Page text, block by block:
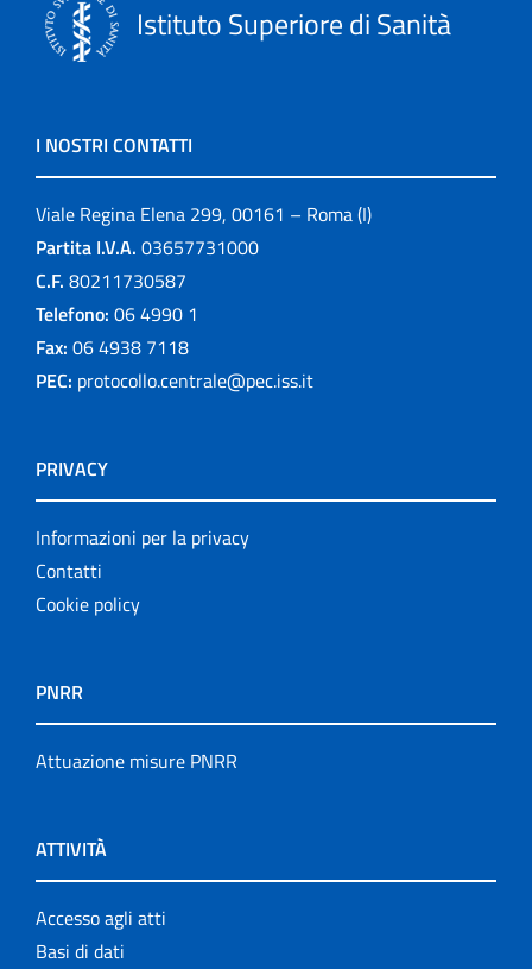
Istituto Superiore di Sanità
I NOSTRI CONTATTI
Viale Regina Elena 299, 00161 – Roma (I)
Partita I.V.A. 03657731000
C.F. 80211730587
Telefono: 06 4990 1
Fax: 06 4938 7118
PEC: protocollo.centrale@pec.iss.it
PRIVACY
Informazioni per la privacy
Contatti
Cookie policy
PNRR
Attuazione misure PNRR
ATTIVITÀ
Accesso agli atti
Basi di dati